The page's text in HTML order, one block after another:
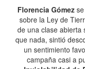
Florencia Gómezse
sobre la Ley de
de una clase abierta
que nada, sintió
un sentimiento
campaña casi a